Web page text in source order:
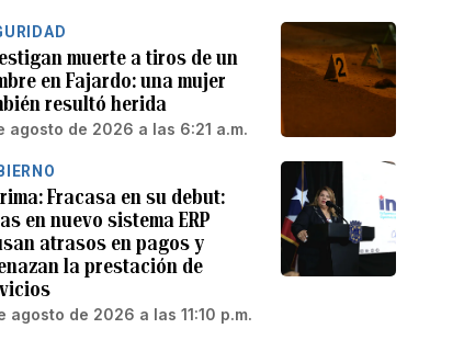
muerte a tiros de un
en Fajardo: una mujer
resultó herida
agosto de 2026 a las 6:21 a.m.
Fracasa en su debut:
en nuevo sistema ERP
atrasos en pagos y
la prestación de
agosto de 2026 a las 11:10 p.m.